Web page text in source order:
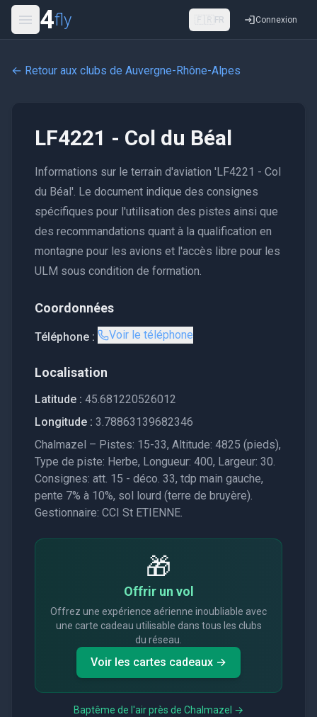
4fly 🇫🇷 FR Connexion
← Retour aux clubs de Auvergne-Rhône-Alpes
LF4221 - Col du Béal
Informations sur le terrain d'aviation 'LF4221 - Col
du Béal'. Le document indique des consignes
spécifiques pour l'utilisation des pistes ainsi que
des recommandations quant à la qualification en
montagne pour les avions et l'accès libre pour les
ULM sous condition de formation.
Coordonnées
Téléphone : Voir le téléphone
Localisation
Latitude : 45.681220526012
Longitude : 3.78863139682346
Chalmazel – Pistes: 15-33, Altitude: 4825 (pieds),
Type de piste: Herbe, Longueur: 400, Largeur: 30.
Consignes: att. 15 - déco. 33, tdp main gauche,
pente 7% à 10%, sol lourd (terre de bruyère).
Gestionnaire: CCI St ETIENNE.
🎁
Offrir un vol
Offrez une expérience aérienne inoubliable avec
une carte cadeau utilisable dans tous les clubs
du réseau.
Voir les cartes cadeaux →
Baptême de l'air près de Chalmazel →